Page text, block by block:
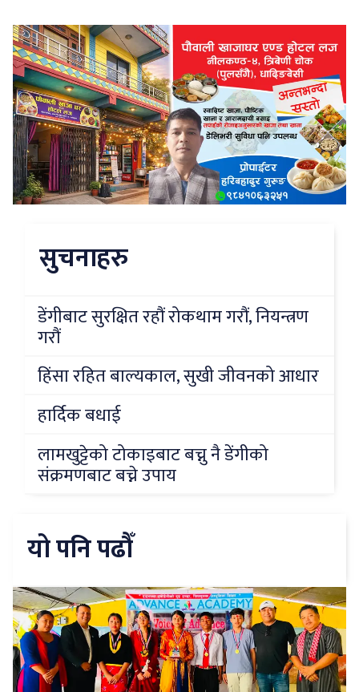
सुचनाहरु
डेंगीबाट सुरक्षित रहौं रोकथाम गरौं, नियन्त्रण
गरौं
हिंसा रहित बाल्यकाल, सुखी जीवनको आधार
हार्दिक बधाई
लामखुट्टेको टोकाइबाट बच्नु नै डेंगीको
संक्रमणबाट बच्ने उपाय
यो पनि पढौँ